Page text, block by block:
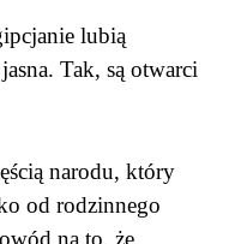
lubią
Tak, są otwarci
narodu, który
od rodzinnego
na to, że